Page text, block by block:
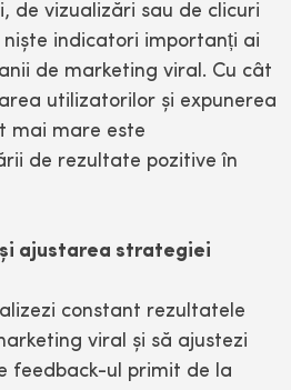
de vizualizări sau de clicuri
indicatori importanți ai
de marketing viral. Cu cât
utilizatorilor și expunerea
mai mare este
de rezultate pozitive în
ajustarea strategiei
constant rezultatele
viral și să ajustezi
feedback-ul primit de la